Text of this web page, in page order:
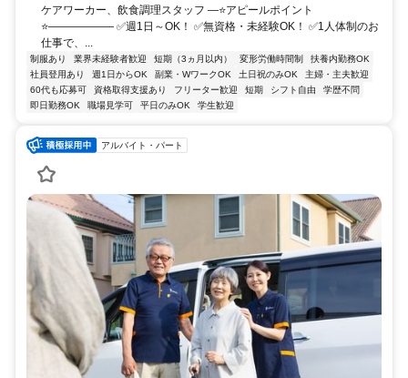
ケアワーカー、飲食調理スタッフ ―⭐アピールポイント
⭐―――――― ✅週1日～OK！ ✅無資格・未経験OK！ ✅1人体制のお
仕事で、...
制服あり 業界未経験者歓迎 短期（3ヵ月以内） 変形労働時間制
扶養内勤務OK
社員登用あり
週1日からOK 副業・WワークOK 土日祝のみOK
主婦・主夫歓迎
60代も応募可
資格取得支援あり フリーター歓迎 短期 シフト自由
学歴不問
即日勤務OK
職場見学可 平日のみOK 学生歓迎
アルバイト・パート